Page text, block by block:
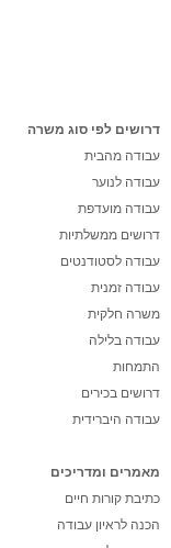
דרושים לפי סוג משרה
עבודה מהבית
עבודה לנוער
עבודה מועדפת
דרושים ממשלתיות
עבודה לסטודנטים
עבודה זמנית
משרה חלקית
עבודה בלילה
התמחות
דרושים בכירים
עבודה היברידית
מאמרים ומדריכים
כתיבת קורות חיים
הכנה לראיון עבודה